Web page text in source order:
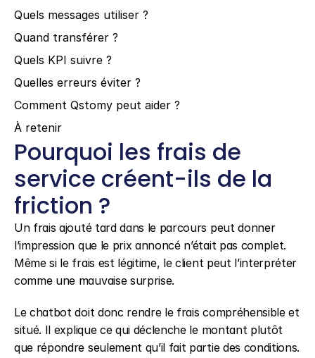
Quels messages utiliser ?
Quand transférer ?
Quels KPI suivre ?
Quelles erreurs éviter ?
Comment Qstomy peut aider ?
À retenir
Pourquoi les frais de
service créent-ils de la
friction ?
Un frais ajouté tard dans le parcours peut donner
l’impression que le prix annoncé n’était pas complet.
Même si le frais est légitime, le client peut l’interpréter
comme une mauvaise surprise.
Le chatbot doit donc rendre le frais compréhensible et
situé. Il explique ce qui déclenche le montant plutôt
que répondre seulement qu’il fait partie des conditions.